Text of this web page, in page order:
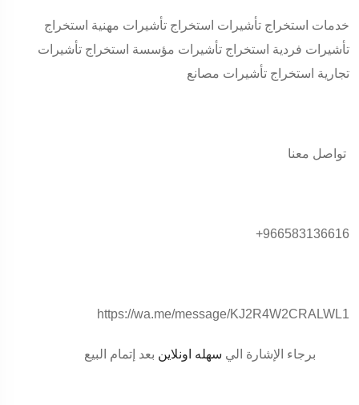
خدمات استخراج تأشيرات استخراج تأشيرات مهنية استخراج
تأشيرات فردية استخراج تأشيرات مؤسسة استخراج تأشيرات
تجارية استخراج تأشيرات مصانع
​+966583136616
https://wa.me/message/KJ2R4W2CRALWL1
برجاء الإشارة الي سهله اونلاين بعد إتمام البيع